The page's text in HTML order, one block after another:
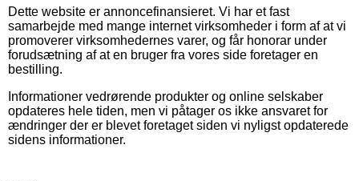
Dette website er annoncefinansieret. Vi har et fast
samarbejde med mange internet virksomheder i form af at vi
promoverer virksomhedernes varer, og får honorar under
forudsætning af at en bruger fra vores side foretager en
bestilling.
Informationer vedrørende produkter og online selskaber
opdateres hele tiden, men vi påtager os ikke ansvaret for
ændringer der er blevet foretaget siden vi nyligst opdaterede
sidens informationer.